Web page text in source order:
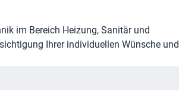
im Bereich Heizung, Sanitär und
Ihrer individuellen Wünsche und